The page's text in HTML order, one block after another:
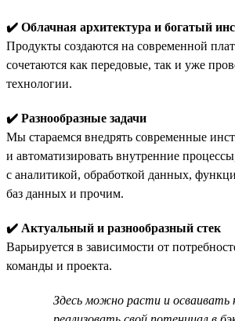
✔️ Облачная архитектура и богатый
Продукты создаются на современной
сочетаются как передовые, так и уже
технологии.
✔️ Разнообразные задачи
Мы стараемся внедрять современные
и автоматизировать внутренние
с аналитикой, обработкой данных,
баз данных и прочим.
✔️ Актуальный и разнообразный стек
Варьируется в зависимости от
команды и проекта.
Здесь можно расти и осваивать